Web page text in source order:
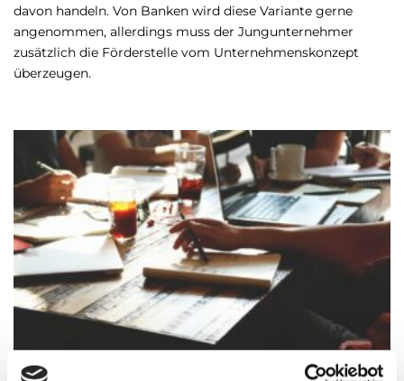
davon handeln. Von Banken wird diese Variante gerne
angenommen, allerdings muss der Jungunternehmer
zusätzlich die Förderstelle vom Unternehmenskonzept
überzeugen.